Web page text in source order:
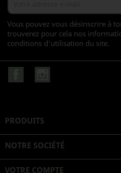
Vous pouvez vous désinscrire à
trouverez pour cela nos
conditions d'utilisation du site.
PRODUITS
NOTRE SOCIÉTÉ
VOTRE COMPTE